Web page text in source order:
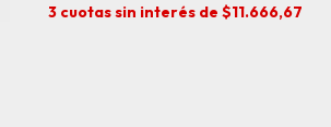
3 cuotas sin interés de$11.666,67